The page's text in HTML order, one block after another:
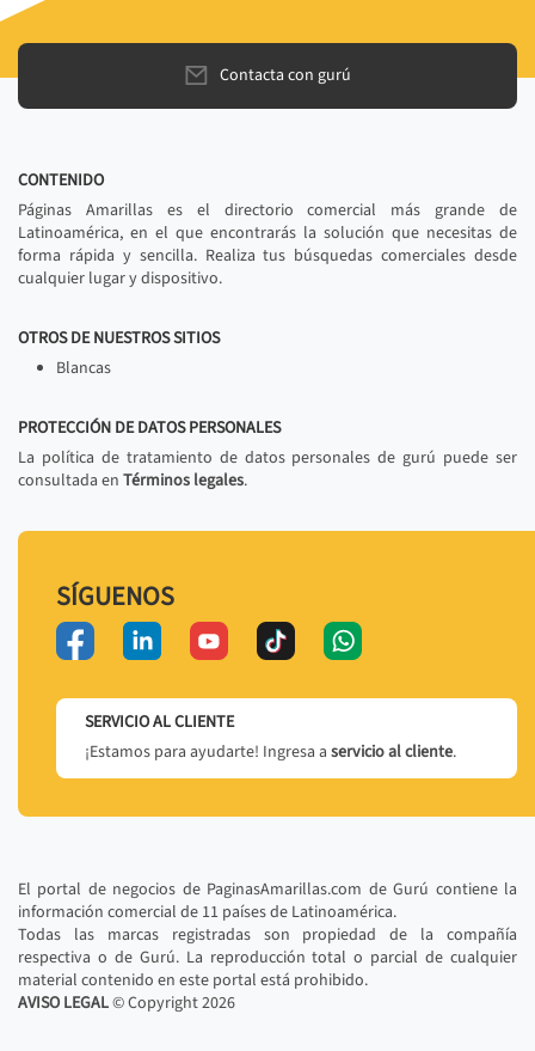
Contacta con gurú
CONTENIDO
Páginas Amarillas es el directorio comercial más grande de
Latinoamérica, en el que encontrarás la solución que necesitas de
forma rápida y sencilla. Realiza tus búsquedas comerciales desde
cualquier lugar y dispositivo.
OTROS DE NUESTROS SITIOS
Blancas
PROTECCIÓN DE DATOS PERSONALES
La política de tratamiento de datos personales de gurú puede ser
consultada en Términos legales.
SÍGUENOS
SERVICIO AL CLIENTE
¡Estamos para ayudarte! Ingresa a servicio al cliente.
El portal de negocios de PaginasAmarillas.com de Gurú contiene la
información comercial de 11 países de Latinoamérica.
Todas las marcas registradas son propiedad de la compañía
respectiva o de Gurú. La reproducción total o parcial de cualquier
material contenido en este portal está prohibido.
AVISO LEGAL© Copyright2026